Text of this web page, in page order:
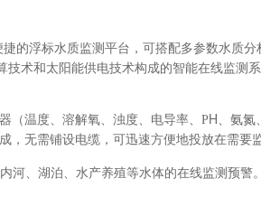
的浮标水质监测平台，可搭配多参数水质分
术和太阳能供电技术构成的智能在线监测
（温度、溶解氧、浊度、电导率、 PH、氨氮、
，无需铺设电缆，可迅速方便地投放在需要
河、湖泊、水产养殖等水体的在线监测预警。